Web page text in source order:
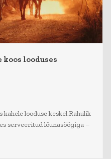
koos looduses
looduse keskel.Rahulik
serveeritud lõunasöögiga –